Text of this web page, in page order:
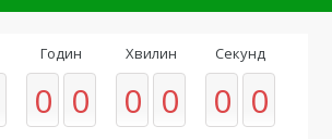
Годин
0 0
Хвилин
0 0
Секунд
0 0